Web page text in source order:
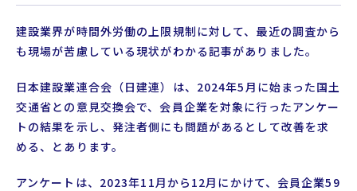
建設業界が時間外労働の上限規制に対して、最近の調査から
も現場が苦慮している現状がわかる記事がありました。
日本建設業連合会（日建連）は、2024年5月に始まった国土
交通省との意見交換会で、会員企業を対象に行ったアンケー
トの結果を示し、発注者側にも問題があるとして改善を求
める、とあります。
アンケートは、2023年11月から12月にかけて、会員企業59